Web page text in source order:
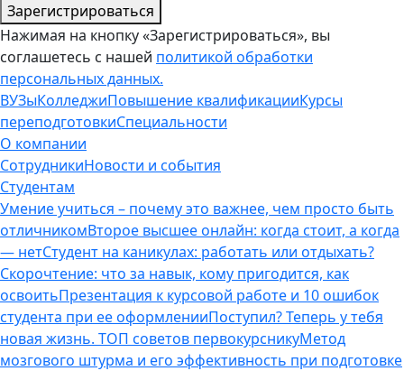
Зарегистрироваться
Нажимая на кнопку «Зарегистрироваться», вы
соглашетесь с нашей политикой обработки
персональных данных.
ВУЗыКолледжиПовышение квалификацииКурсы
переподготовкиСпециальности
О компании
СотрудникиНовости и события
Студентам
Умение учиться – почему это важнее, чем просто быть
отличникомВторое высшее онлайн: когда стоит, а когда
— нетСтудент на каникулах: работать или отдыхать?
Скорочтение: что за навык, кому пригодится, как
освоитьПрезентация к курсовой работе и 10 ошибок
студента при ее оформленииПоступил? Теперь у тебя
новая жизнь. ТОП советов первокурсникуМетод
мозгового штурма и его эффективность при подготовке